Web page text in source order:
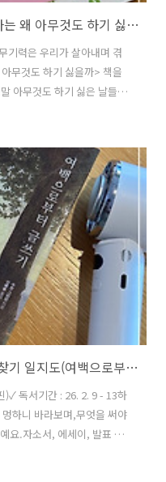
무기력은 끝이 있는 싸움일까? (나는 왜 아무것도 하기 싫을까 by 배종빈)
력은 우리가 살아내며 겪
무것도 하기 싫을까> 책을
아무것도 하기 싫은 날들의
기 싫을까?’를 입력했는데,
력의 다양한 원인을 알아보
을 읽는 내내 현재 저의 문
자신을 파악할 수 있는 힌트
것이 많은 하루하루였다고
인이자 결과일 ..
글쓰기는 어쩌면 삶의 숨은 그림 찾기 일지도(여백으로부터 글쓰기 by.수잔 그리핀)
)✓ 독서기간 : 26. 2. 9 - 13하
하니 바라보며,무엇을 써야
요.자소서, 에세이, 발표 자
감.‘과연 끝낼 수 있을까?’